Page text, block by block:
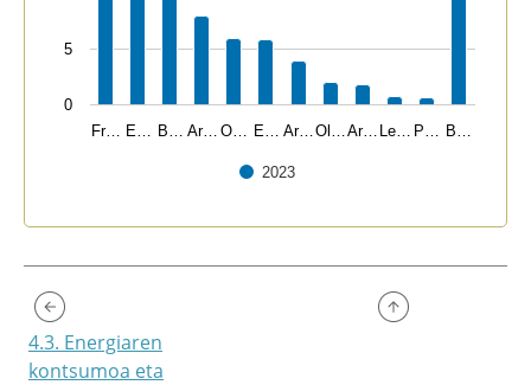
2023
Fr… E… B… Ar… O… E… Ar…Ol…Ar… Le… P… B…
0
5
4.3. Energiaren
kontsumoa eta